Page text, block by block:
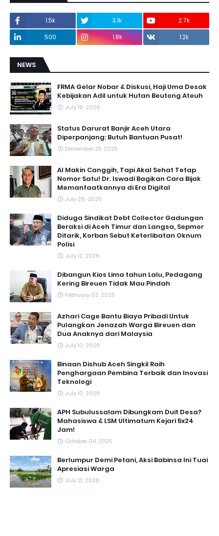
1.5k 3.1k
2.7k
500
1.8k 1.2k
NEWS
FRMA Gelar Nobar & Diskusi, Haji Uma Desak
Kebijakan Adil untuk Hutan Beutong Ateuh
July 19, 2026
Status Darurat Banjir Aceh Utara
Diperpanjang: Butuh Bantuan Pusat!
December 25, 2025
AI Makin Canggih, Tapi Akal Sehat Tetap
Nomor Satu! Dr. Iswadi Bagikan Cara Bijak
Memanfaatkannya di Era Digital
July 26, 2026
Diduga Sindikat Debt Collector Gadungan
Beraksi di Aceh Timur dan Langsa, Sepmor
Ditarik, Korban Sebut Keterlibatan Oknum
Polisi
July 12, 2026
Dibangun Kios Lima tahun Lalu, Pedagang
Kering Bireuen Tidak Mau Pindah
February 03, 2025
Azhari Cage Bantu Biaya Pribadi Untuk
Pulangkan Jenazah Warga Bireuen dan
Dua Anaknya dari Malaysia
July 10, 2026
Binaan Dishub Aceh Singkil Raih
Penghargaan Pembina Terbaik dan Inovasi
Teknologi
July 10, 2026
APH Subulussalam Dibungkam Duit Desa?
Mahasiswa & LSM Ultimatum Kejari 5x24
Jam!
October 04, 2025
Berlumpur Demi Petani, Aksi Babinsa Ini Tuai
Apresiasi Warga
July 21, 2026